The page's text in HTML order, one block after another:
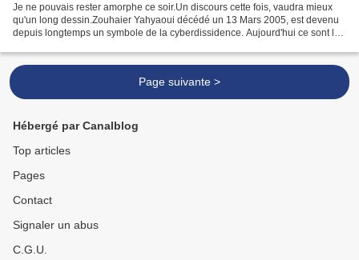
Je ne pouvais rester amorphe ce soir.Un discours cette fois, vaudra mieux
qu'un long dessin.Zouhaier Yahyaoui décédé un 13 Mars 2005, est devenu
depuis longtemps un symbole de la cyberdissidence. Aujourd'hui ce sont les
Page suivante >
Hébergé par Canalblog
Top articles
Pages
Contact
Signaler un abus
C.G.U.